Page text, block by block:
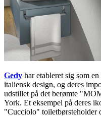
Gedy har etableret sig som
italiensk design, og deres
udstillet på det berømte
York. Et eksempel på deres
"Cucciolo" toiletbørsteholder